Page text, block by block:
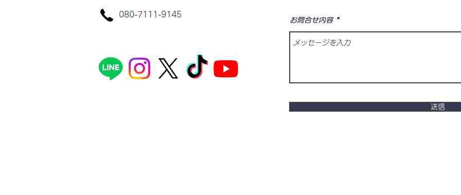
お問合せ内容
送信
080-7111-9145